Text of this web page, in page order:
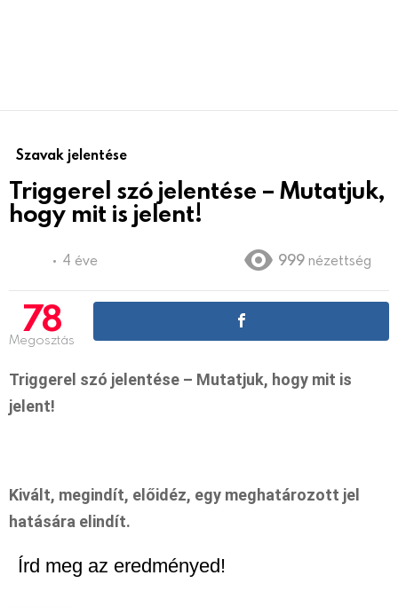
Szavak jelentése
Triggerel szó jelentése – Mutatjuk,
hogy mit is jelent!
4 éve 999 nézettség
78
Megosztás
Triggerel szó jelentése – Mutatjuk, hogy mit is
jelent!
Kivált, megindít, előidéz, egy meghatározott jel
hatására elindít.
Írd meg az eredményed!